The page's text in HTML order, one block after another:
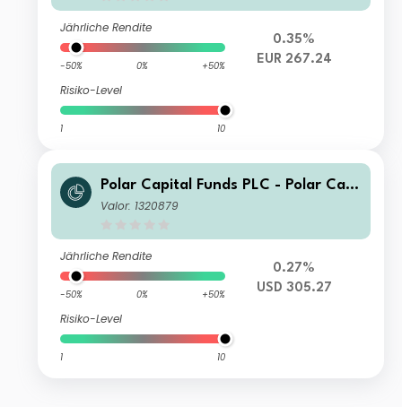
Jährliche Rendite
-50% 0% +50%
Risiko-Level
1 10
0.35%
EUR 267.24
Polar Capital Funds PLC - Polar Capi
tal Global Technology Fund Income
Valor: 1320879
Jährliche Rendite
-50% 0% +50%
Risiko-Level
1 10
0.27%
USD 305.27